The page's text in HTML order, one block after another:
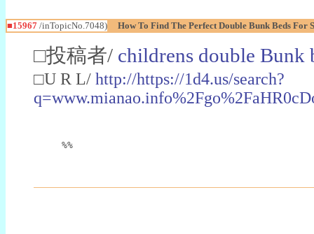
■15967 /inTopicNo.7048) How To Find The Perfect Double Bunk Beds For
□投稿者/ childrens double Bunk
□U R L/ http://https://1d4.us/search?
%%